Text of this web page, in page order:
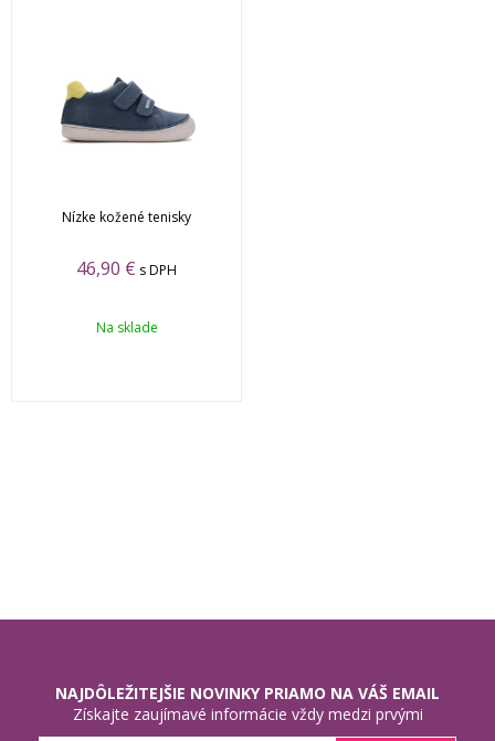
Nízke kožené tenisky
46,90 € s DPH
Na sklade
NAJDÔLEŽITEJŠIE NOVINKY PRIAMO NA VÁŠ EMAIL
Získajte zaujímavé informácie vždy medzi prvými